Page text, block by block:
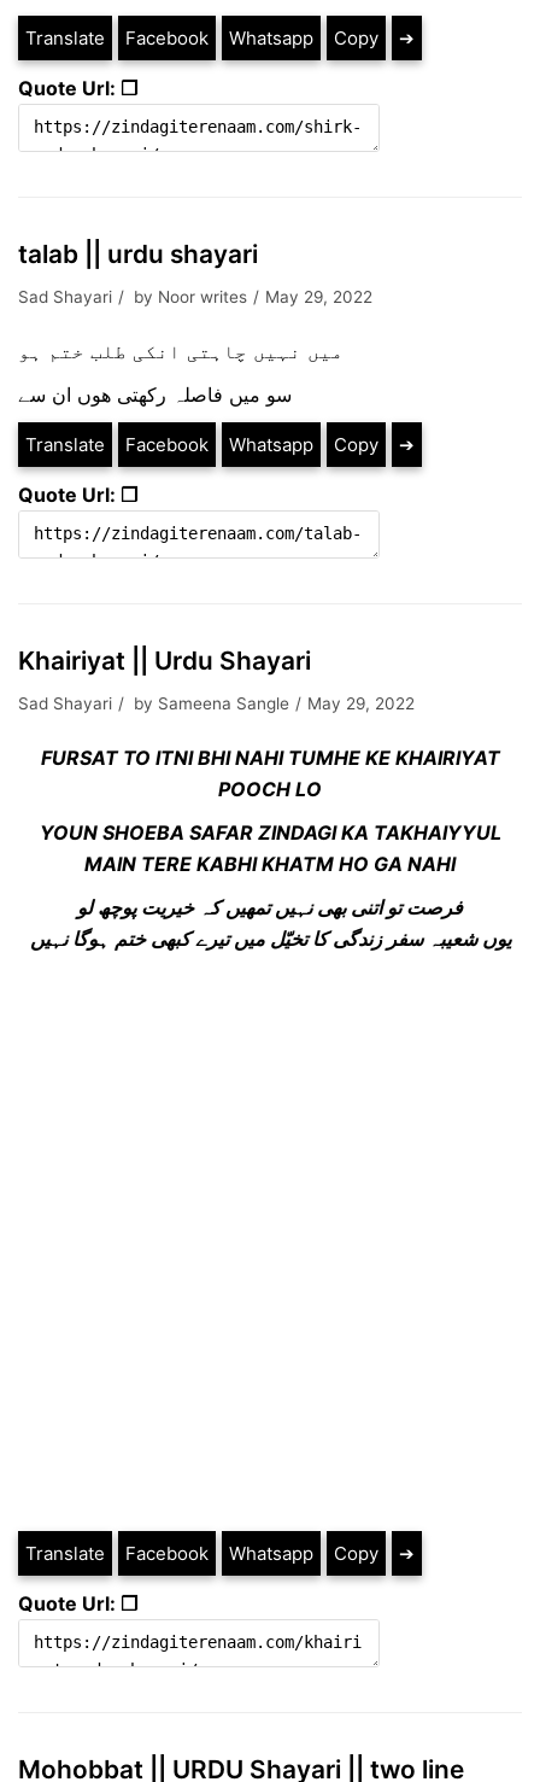
Translate Facebook Whatsapp Copy ➔
Quote Url: ❐
talab || urdu shayari
Sad Shayari by Noor writes May 29, 2022
میں نہیں چاہتی انکی طلب ختم ہو
سو میں فاصلہ رکھتی ھوں ان سے
Translate Facebook Whatsapp Copy ➔
Quote Url: ❐
Khairiyat || Urdu Shayari
Sad Shayari by Sameena Sangle May 29, 2022
FURSAT TO ITNI BHI NAHI TUMHE KE KHAIRIYAT
POOCH LO
YOUN SHOEBA SAFAR ZINDAGI KA TAKHAIYYUL
MAIN TERE KABHI KHATM HO GA NAHI
فرصت تو اتنی بھی نہیں تمھیں کہ خیریت پوچھ لو
یوں شعیبہ سفر زندگی کا تخیّل میں تیرے کبھی ختم ہوگا نہیں
Translate Facebook Whatsapp Copy ➔
Quote Url: ❐
Mohobbat || URDU Shayari || two line